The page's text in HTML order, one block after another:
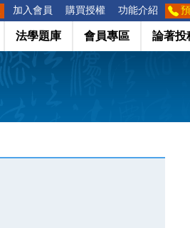
加入會員 購買授權 功能介紹
法學題庫 會員專區 論著投